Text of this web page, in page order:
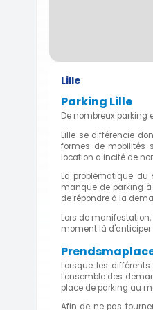
Lille
Parking Lille
De nombreux parking
Lille se différencie
formes de mobilités
location a incité de
La problématique
manque de parking
de répondre à la
Lors de manifestation,
moment là
Lorsque les
l'ensemble des
place de parking au
Afin de ne pas